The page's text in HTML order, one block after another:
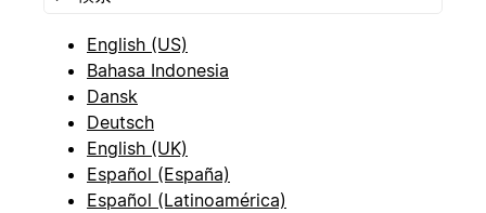
English (US)
Bahasa Indonesia
Dansk
Deutsch
English (UK)
Español (España)
Español (Latinoamérica)